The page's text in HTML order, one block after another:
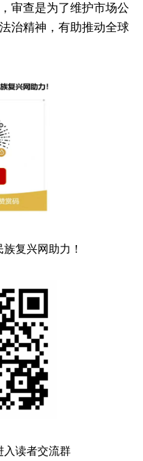
审查是为了维护市场公
治精神，有助推动全球
复兴网助力！
入读者交流群